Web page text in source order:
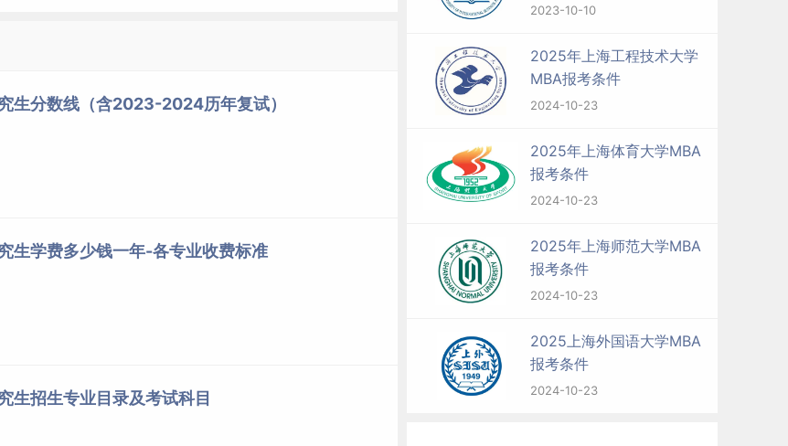
生分数线（含2023-2024历年复试）
生学费多少钱一年-各专业收费标准
生招生专业目录及考试科目
2023-10-10
2025年上海工程技术大学
MBA报考条件
2024-10-23
2025年上海体育大学MBA
报考条件
2024-10-23
2025年上海师范大学MBA
报考条件
2024-10-23
2025上海外国语大学MBA
报考条件
2024-10-23